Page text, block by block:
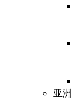
亚洲